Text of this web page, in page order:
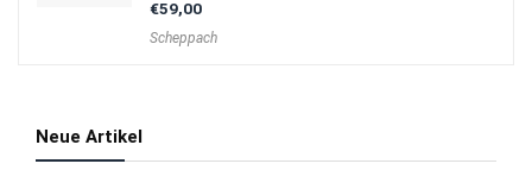
€59,00
Scheppach
Neue Artikel